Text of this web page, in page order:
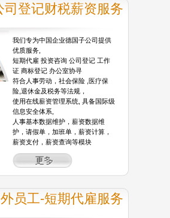
司登记财税薪资服务
我们专为中国企业德国子公司提供
优质服务,
短期代雇 投资咨询 公司登记 工作
证 商标登记 办公室协寻
符合人事劳动，社会保险 ,医疗保
险,退休金及税务等法规，
使用在线薪资管理系统, 具备国际级
信息安全体系,
人事基本数据维护，薪资数据维
护，请假单，加班单，薪资计算，
薪资支付，薪资查询等模块
员工-短期代雇服务